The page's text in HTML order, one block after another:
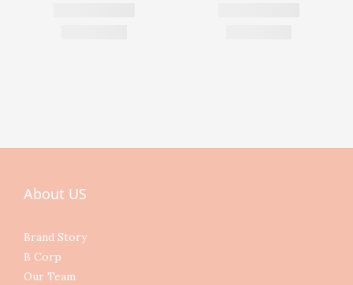
About US
Brand Story
B Corp
Our Team